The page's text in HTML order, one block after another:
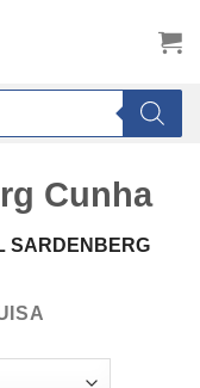
Cunha
SARDENBERG